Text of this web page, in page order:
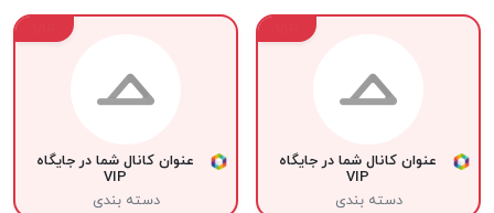
عنوان کانال شما در جایگاه
VIP
دسته بندی
عنوان کانال شما در جایگاه
VIP
دسته بندی